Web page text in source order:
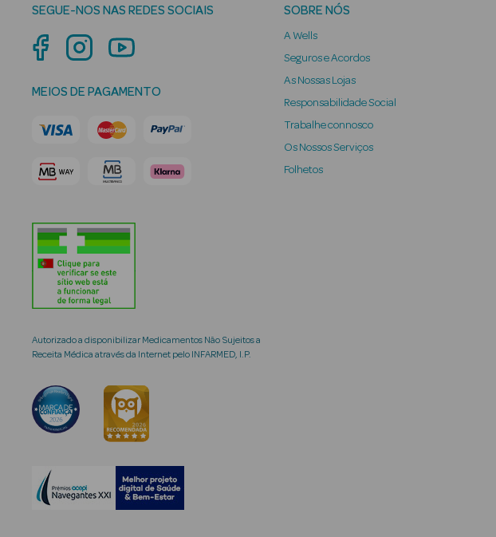
SEGUE-NOS NAS REDES SOCIAIS
MEIOS DE PAGAMENTO
Autorizado a disponibilizar Medicamentos Não Sujeitos a
Receita Médica através da Internet pelo INFARMED, I.P.
SOBRE NÓS
A Wells
Seguros e Acordos
As Nossas Lojas
Responsabilidade Social
Trabalhe connosco
Os Nossos Serviços
Folhetos